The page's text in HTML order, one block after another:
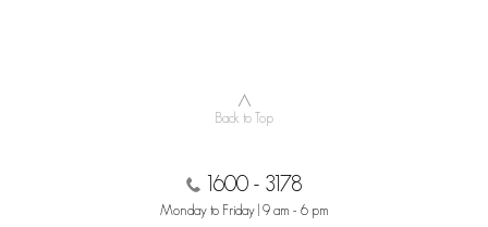
∧
Back to Top
1600 - 3178
Monday to Friday | 9 am - 6 pm